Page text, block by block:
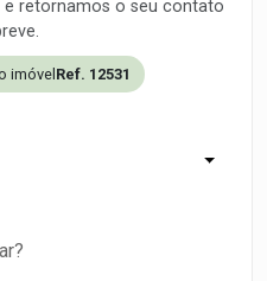
e retornamos o seu contato
imóvel Ref. 12531